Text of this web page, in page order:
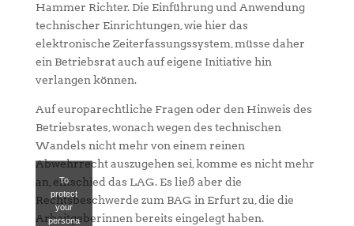
Hammer Richter. Die Einführung und Anwendung
technischer Einrichtungen, wie hier das
elektronische Zeiterfassungssystem, müsse daher
ein Betriebsrat auch auf eigene Initiative hin
verlangen können.
Auf europarechtliche Fragen oder den Hinweis des
Betriebsrates, wonach wegen des technischen
Wandels nicht mehr von einem reinen
Abwehrrecht auszugehen sei, komme es nicht mehr
an, entschied das LAG. Es ließ aber die
Rechtsbeschwerde zum BAG in Erfurt zu, die die
Arbeitgeberinnen bereits eingelegt haben.
To
protect
your
persona